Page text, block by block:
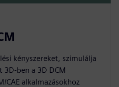
kényszereket, szimulálja
ben a 3D DCM
CAE alkalmazásokhoz